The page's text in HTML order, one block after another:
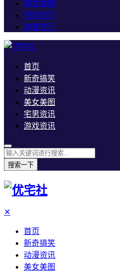
美女美图
宅男资讯
游戏资讯
首页
新奇搞笑
动漫资讯
美女美图
宅男资讯
游戏资讯
搜索一下
✕
首页
新奇搞笑
动漫资讯
美女美图